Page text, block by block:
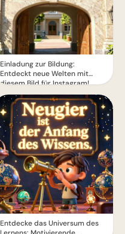
Einladung zur Bildung:
Entdeckt neue Welten mit
diesem Bild für Instagram!
Entdecke das Universum des